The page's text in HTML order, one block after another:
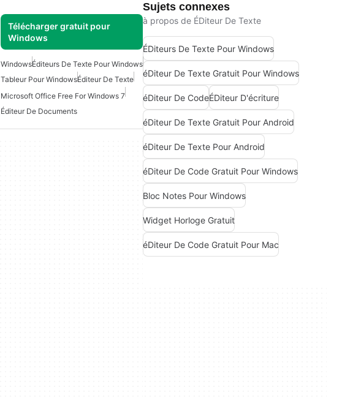
Télécharger gratuit pour
Windows
WindowsÉditeurs De Texte Pour Windows
Tableur Pour WindowsÉditeur De Texte
Microsoft Office Free For Windows 7
Éditeur De Documents
Sujets connexes
à propos de ÉDiteur De Texte
ÉDiteurs De Texte Pour Windows
éDiteur De Texte Gratuit Pour Windows
éDiteur De CodeÉDiteur D'écriture
éDiteur De Texte Gratuit Pour Android
éDiteur De Texte Pour Android
éDiteur De Code Gratuit Pour Windows
Bloc Notes Pour Windows
Widget Horloge Gratuit
éDiteur De Code Gratuit Pour Mac